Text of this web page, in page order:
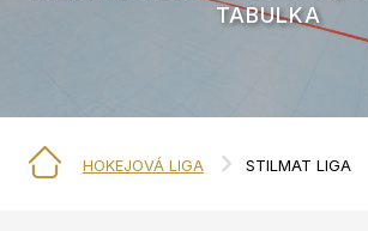
TABULKA
HOKEJOVÁ LIGA STILMAT LIGA